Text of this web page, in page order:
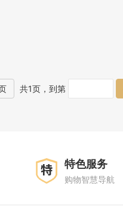
共1页，到第
特色服务
购物智慧导航